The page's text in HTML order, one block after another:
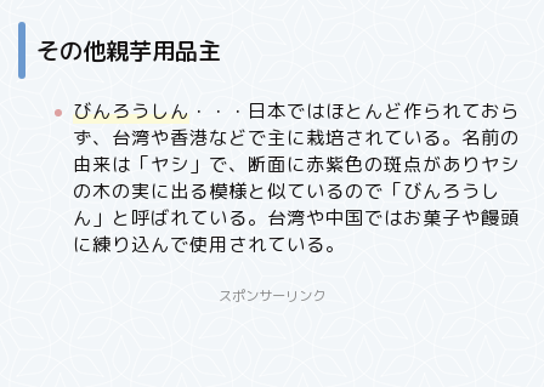
その他親芋用品主
びんろうしん ・・・日本ではほとんど作られておら
ず、台湾や香港などで主に栽培されている。名前の
由来は「ヤシ」で、断面に赤紫色の斑点がありヤシ
の木の実に出る模様と似ているので「びんろうし
ん」と呼ばれている。台湾や中国ではお菓子や饅頭
に練り込んで使用されている。
スポンサーリンク